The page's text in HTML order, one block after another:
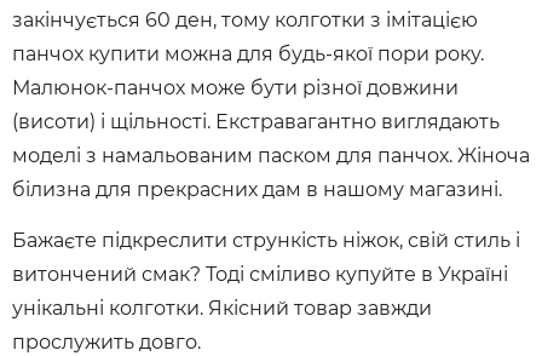
закінчується 60 ден, тому колготки з імітацією
панчох купити можна для будь-якої пори року.
Малюнок-панчох може бути різної довжини
(висоти) і щільності. Екстравагантно виглядають
моделі з намальованим паском для панчох. Жіноча
білизна для прекрасних дам в нашому магазині.
Бажаєте підкреслити стрункість ніжок, свій стиль і
витончений смак? Тоді сміливо купуйте в Україні
унікальні колготки. Якісний товар завжди
прослужить довго.